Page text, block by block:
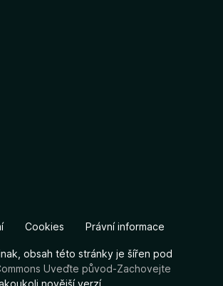
Cookies Právní informace
obsah této stránky je šířen pod
Uveďte původ-Zachovejte
novější verzí.